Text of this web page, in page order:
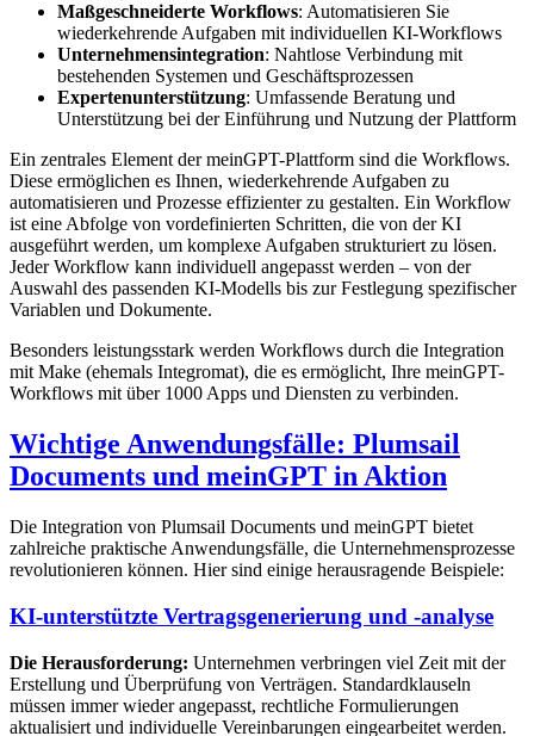
Maßgeschneiderte Workflows: Automatisieren Sie
wiederkehrende Aufgaben mit individuellen KI-Workflows
Unternehmensintegration: Nahtlose Verbindung mit
bestehenden Systemen und Geschäftsprozessen
Expertenunterstützung: Umfassende Beratung und
Unterstützung bei der Einführung und Nutzung der Plattform
Ein zentrales Element der meinGPT-Plattform sind die Workflows.
Diese ermöglichen es Ihnen, wiederkehrende Aufgaben zu
automatisieren und Prozesse effizienter zu gestalten. Ein Workflow
ist eine Abfolge von vordefinierten Schritten, die von der KI
ausgeführt werden, um komplexe Aufgaben strukturiert zu lösen.
Jeder Workflow kann individuell angepasst werden – von der
Auswahl des passenden KI-Modells bis zur Festlegung spezifischer
Variablen und Dokumente.
Besonders leistungsstark werden Workflows durch die Integration
mit Make (ehemals Integromat), die es ermöglicht, Ihre meinGPT-
Workflows mit über 1000 Apps und Diensten zu verbinden.
Wichtige Anwendungsfälle: Plumsail
Documents und meinGPT in Aktion
Die Integration von Plumsail Documents und meinGPT bietet
zahlreiche praktische Anwendungsfälle, die Unternehmensprozesse
revolutionieren können. Hier sind einige herausragende Beispiele:
KI-unterstützte Vertragsgenerierung und -analyse
Die Herausforderung: Unternehmen verbringen viel Zeit mit der
Erstellung und Überprüfung von Verträgen. Standardklauseln
müssen immer wieder angepasst, rechtliche Formulierungen
aktualisiert und individuelle Vereinbarungen eingearbeitet werden.